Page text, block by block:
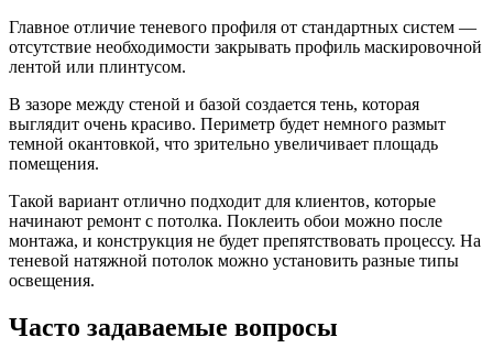
Главное отличие теневого профиля от стандартных систем —
отсутствие необходимости закрывать профиль маскировочной
лентой или плинтусом.
В зазоре между стеной и базой создается тень, которая
выглядит очень красиво. Периметр будет немного размыт
темной окантовкой, что зрительно увеличивает площадь
помещения.
Такой вариант отлично подходит для клиентов, которые
начинают ремонт с потолка. Поклеить обои можно после
монтажа, и конструкция не будет препятствовать процессу. На
теневой натяжной потолок можно установить разные типы
освещения.
Часто задаваемые вопросы